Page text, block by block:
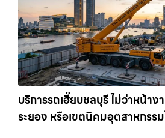
บริการรถเฮี๊ยบชลบุรี ไม่ว่าหน้าง
ระยอง หรือเขตนิคมอุตสาหกรร